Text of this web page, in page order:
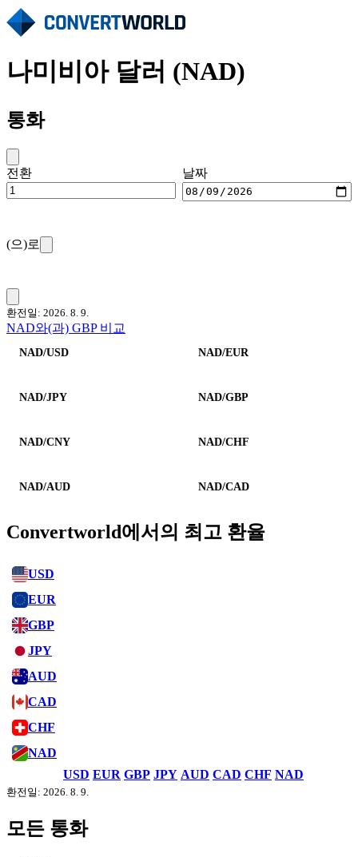
나미비아 달러 (NAD)
통화
전환 날짜
(으)로
환전일: 2026. 8. 9.
NAD와(과) GBP 비교
NAD/USD NAD/EUR
NAD/JPY NAD/GBP
NAD/CNY NAD/CHF
NAD/AUD NAD/CAD
Convertworld에서의 최고 환율
USD
EUR
GBP
JPY
AUD
CAD
CHF
NAD
USD EUR GBP JPY AUD CAD CHF NAD
환전일: 2026. 8. 9.
모든 통화